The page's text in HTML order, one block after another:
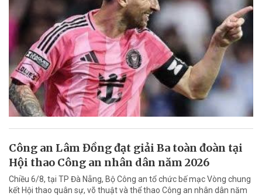
Công an Lâm Đồng đạt giải Ba toàn đoàn tại
Hội thao Công an nhân dân năm 2026
Chiều 6/8, tại TP Đà Nẵng, Bộ Công an tổ chức bế mạc Vòng chung
kết Hội thao quân sự, võ thuật và thể thao Công an nhân dân năm